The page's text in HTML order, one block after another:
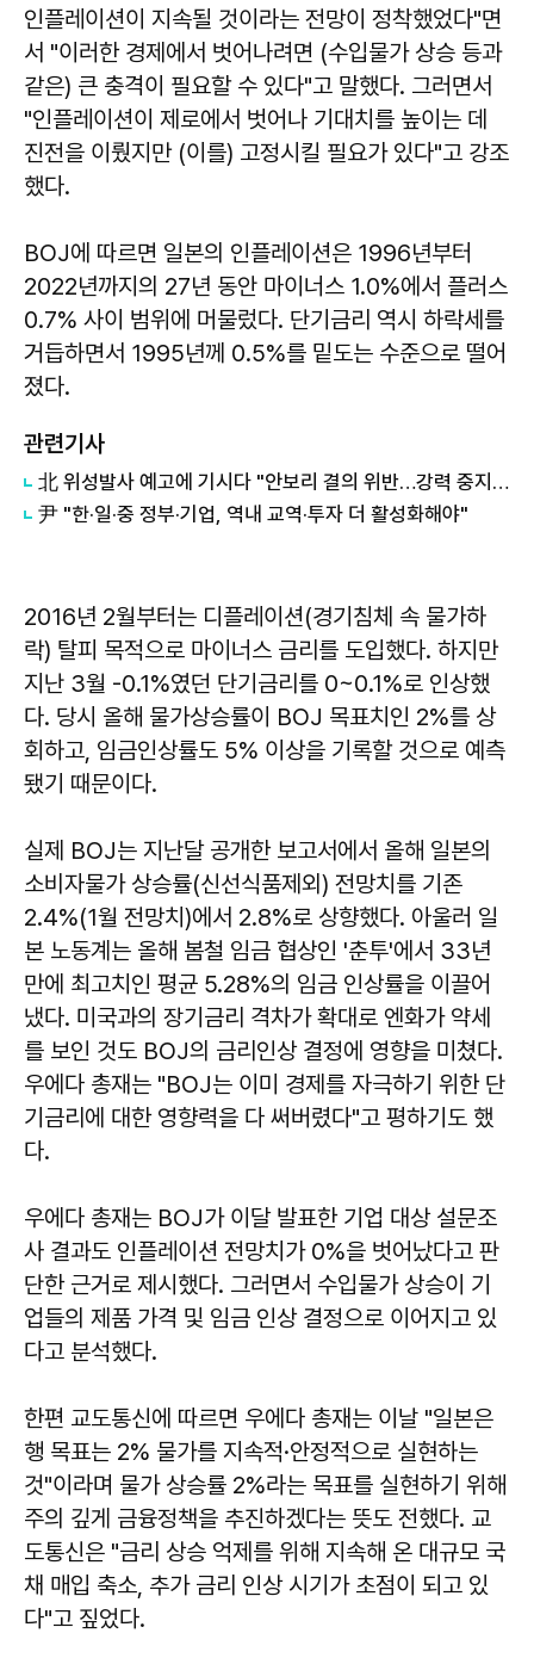
인플레이션이 지속될 것이라는 전망이 정착했었다"면
서 "이러한 경제에서 벗어나려면 (수입물가 상승 등과
같은) 큰 충격이 필요할 수 있다"고 말했다. 그러면서
"인플레이션이 제로에서 벗어나 기대치를 높이는 데
진전을 이뤘지만 (이를) 고정시킬 필요가 있다"고 강조
했다.
BOJ에 따르면 일본의 인플레이션은 1996년부터
2022년까지의 27년 동안 마이너스 1.0%에서 플러스
0.7% 사이 범위에 머물렀다. 단기금리 역시 하락세를
거듭하면서 1995년께 0.5%를 밑도는 수준으로 떨어
졌다.
관련기사
北 위성발사 예고에 기시다 "안보리 결의 위반…강력 중지 요구"
尹 "한·일·중 정부·기업, 역내 교역·투자 더 활성화해야"
2016년 2월부터는 디플레이션(경기침체 속 물가하
락) 탈피 목적으로 마이너스 금리를 도입했다. 하지만
지난 3월 -0.1%였던 단기금리를 0~0.1%로 인상했
다. 당시 올해 물가상승률이 BOJ 목표치인 2%를 상
회하고, 임금인상률도 5% 이상을 기록할 것으로 예측
됐기 때문이다.
실제 BOJ는 지난달 공개한 보고서에서 올해 일본의
소비자물가 상승률(신선식품제외) 전망치를 기존
2.4%(1월 전망치)에서 2.8%로 상향했다. 아울러 일
본 노동계는 올해 봄철 임금 협상인 '춘투'에서 33년
만에 최고치인 평균 5.28%의 임금 인상률을 이끌어
냈다. 미국과의 장기금리 격차가 확대로 엔화가 약세
를 보인 것도 BOJ의 금리인상 결정에 영향을 미쳤다.
우에다 총재는 "BOJ는 이미 경제를 자극하기 위한 단
기금리에 대한 영향력을 다 써버렸다"고 평하기도 했
다.
우에다 총재는 BOJ가 이달 발표한 기업 대상 설문조
사 결과도 인플레이션 전망치가 0%을 벗어났다고 판
단한 근거로 제시했다. 그러면서 수입물가 상승이 기
업들의 제품 가격 및 임금 인상 결정으로 이어지고 있
다고 분석했다.
한편 교도통신에 따르면 우에다 총재는 이날 "일본은
행 목표는 2% 물가를 지속적·안정적으로 실현하는
것"이라며 물가 상승률 2%라는 목표를 실현하기 위해
주의 깊게 금융정책을 추진하겠다는 뜻도 전했다. 교
도통신은 "금리 상승 억제를 위해 지속해 온 대규모 국
채 매입 축소, 추가 금리 인상 시기가 초점이 되고 있
다"고 짚었다.